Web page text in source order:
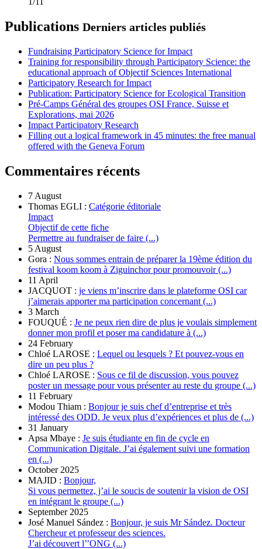
Publications Derniers articles publiés
Fundraising Participatory Science for Impact
Training for responsibility through Participatory Science: the
educational approach of Objectif Sciences International
Participatory Research for Impact
Publication: Participatory Science for Ecological Transition
Pré-Camps Général des groupes OSI France, Suisse et
Explorations, mai 2026
Impact Participatory Research
Filling out a logical framework in 45 minutes: the free manual
offered with the Geneva Forum
Commentaires récents
7 August
Thomas EGLI : Catégorie éditoriale
Impact
Objectif de cette fiche
Permettre au fundraiser de faire (...)
5 August
Gora : Nous sommes entrain de préparer la 19ème édition du
festival koom koom à Ziguinchor pour promouvoir (...)
11 April
JACQUOT : je viens m’inscrire dans le plateforme OSI car
j’aimerais apporter ma participation concernant (...)
3 March
FOUQUÉ : Je ne peux rien dire de plus je voulais simplement
donner mon profil et poser ma candidature à (...)
24 February
Chloé LAROSE : Lequel ou lesquels ? Et pouvez-vous en
dire un peu plus ?
Chloé LAROSE : Sous ce fil de discussion, vous pouvez
poster un message pour vous présenter au reste du groupe (...)
11 February
Modou Thiam : Bonjour je suis chef d’entreprise et très
intéressé des ODD. Je veux plus d’expériences et plus de (...)
31 January
Apsa Mbaye : Je suis étudiante en fin de cycle en
Communication Digitale. J’ai également suivi une formation
en (...)
October 2025
MAJID : Bonjour,
Si vous permettez, j’ai le soucis de soutenir la vision de OSI
en intégrant le groupe (...)
September 2025
José Manuel Sández : Bonjour, je suis Mr Sández. Docteur
Chercheur et professeur des sciences.
J’ai découvert l’’ONG (...)